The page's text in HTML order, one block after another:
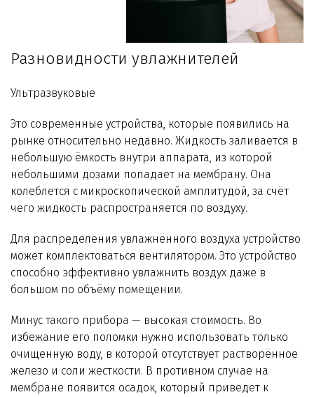
Разновидности увлажнителей
Ультразвуковые
Это современные устройства, которые появились на
рынке относительно недавно. Жидкость заливается в
небольшую ёмкость внутри аппарата, из которой
небольшими дозами попадает на мембрану. Она
колеблется с микроскопической амплитудой, за счёт
чего жидкость распространяется по воздуху.
Для распределения увлажнённого воздуха устройство
может комплектоваться вентилятором. Это устройство
способно эффективно увлажнить воздух даже в
большом по объёму помещении.
Минус такого прибора — высокая стоимость. Во
избежание его поломки нужно использовать только
очищенную воду, в которой отсутствует растворённое
железо и соли жесткости. В противном случае на
мембране появится осадок, который приведет к